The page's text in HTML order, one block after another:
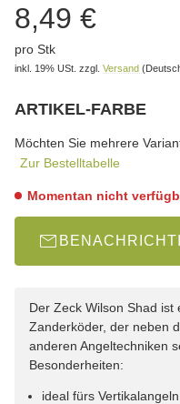
8,49 €
pro Stk
inkl. 19% USt. zzgl. Versand
ARTIKEL-FARBE
Möchten Sie mehrere
Zur Bestelltabelle
Momentan nicht
Der Zeck Wilson Shad ist
Zanderköder, der neben
anderen Angeltechniken
Besonderheiten:
ideal fürs